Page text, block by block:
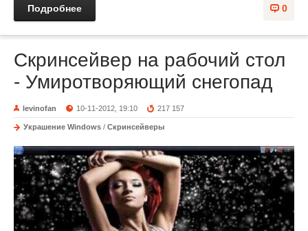
0
Подробнее
Скринсейвер на рабочий стол
- Умиротворяющий снегопад
levinofan 10-11-2012, 19:10 217 157
Украшение Windows / Скринсейверы